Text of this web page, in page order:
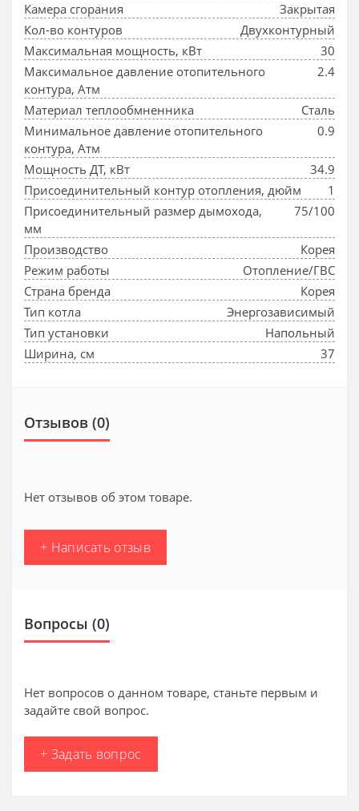
Камера сгорания
Закрытая
Кол-во контуров
Двухконтурный
Максимальная мощность, кВт
30
Максимальное давление отопительного
контура, Атм
2.4
Материал теплообмненника
Сталь
Минимальное давление отопительного
контура, Атм
0.9
Мощность ДТ, кВт
34.9
Присоединительный контур отопления, дюйм
1
Присоединительный размер дымохода,
мм
75/100
Производство
Корея
Режим работы
Отопление/ГВС
Страна бренда
Корея
Тип котла
Энергозависимый
Тип установки
Напольный
Ширина, см
37
Отзывов (0)
Нет отзывов об этом товаре.
+ Написать отзыв
Вопросы (0)
Нет вопросов о данном товаре, станьте первым и
задайте свой вопрос.
+ Задать вопрос